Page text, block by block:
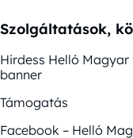
Szolgáltatások,
Hirdess Helló
banner
Támogatás
Facebook – Helló